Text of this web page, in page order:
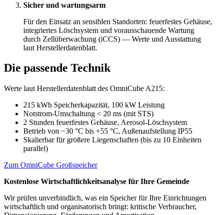
Sicher und wartungsarm
Für den Einsatz an sensiblen Standorten: feuerfestes Gehäuse,
integriertes Löschsystem und vorausschauende Wartung
durch Zellüberwachung (iCCS) — Werte und Ausstattung
laut Herstellerdatenblatt.
Die passende Technik
Werte laut Herstellerdatenblatt des OmniCube A215:
215 kWh Speicherkapazität, 100 kW Leistung
Notstrom-Umschaltung < 20 ms (mit STS)
2 Stunden feuerfestes Gehäuse, Aerosol-Löschsystem
Betrieb von −30 °C bis +55 °C, Außenaufstellung IP55
Skalierbar für größere Liegenschaften (bis zu 10 Einheiten
parallel)
Zum OmniCube Großspeicher
Kostenlose Wirtschaftlichkeitsanalyse für Ihre Gemeinde
Wir prüfen unverbindlich, was ein Speicher für Ihre Einrichtungen
wirtschaftlich und organisatorisch bringt: kritische Verbraucher,